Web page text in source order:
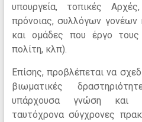
υπουργεία, τοπικές
πρόνοιας, συλλόγων
και ομάδες που έργο
πολίτη, κλπ).
Επίσης, προβλέπεται να
βιωματικές
υπάρχουσα γνώση και
ταυτόχρονα σύγχρονες